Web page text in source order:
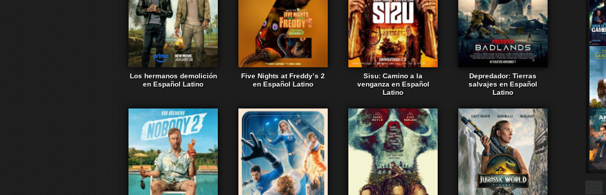
Los hermanos demolición
en Español Latino
Five Nights at Freddy’s 2
en Español Latino
Sisu: Camino a la
venganza en Español
Latino
Depredador: Tierras
salvajes en Español
Latino